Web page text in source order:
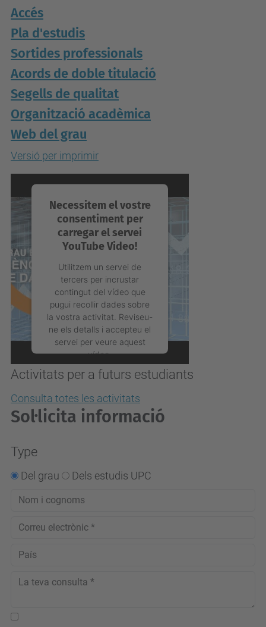
Accés
Pla d'estudis
Sortides professionals
Acords de doble titulació
Segells de qualitat
Organització acadèmica
Web del grau
Versió per imprimir
Necessitem el vostre
consentiment per
carregar el servei
YouTube Video!
Utilitzem un servei de
tercers per incrustar
contingut del vídeo que
pugui recollir dades sobre
la vostra activitat. Reviseu-
ne els detalls i accepteu el
servei per veure aquest
vídeo.
Accepta
Activitats per a futurs estudiants
Consulta totes les activitats
Sol·licita informació
Type
Del grau Dels estudis UPC